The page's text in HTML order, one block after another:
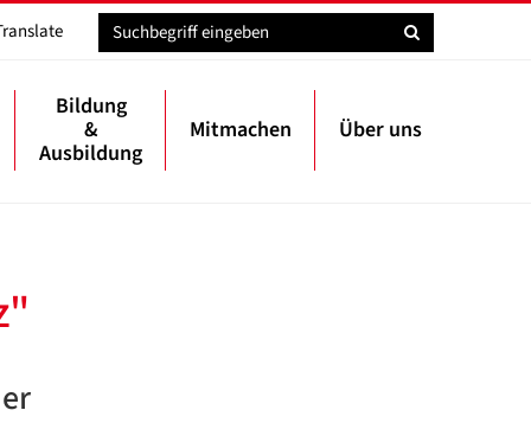
Bildung
&
Ausbildung
Mitmachen Über uns